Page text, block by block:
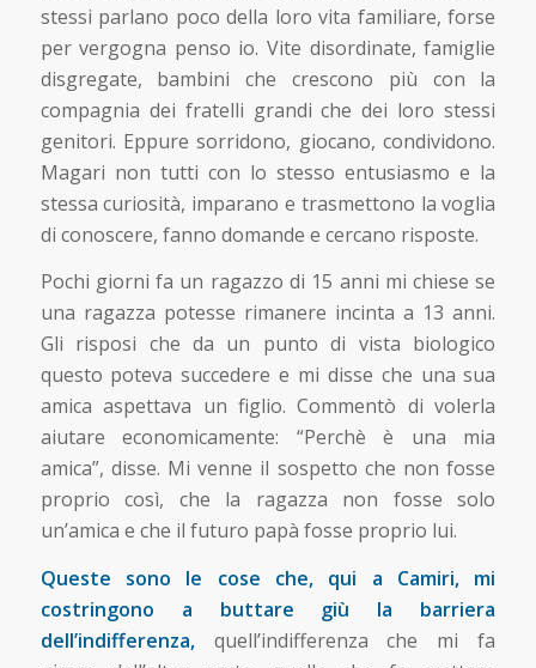
stessi parlano poco della loro vita familiare, forse
per vergogna penso io. Vite disordinate, famiglie
disgregate, bambini che crescono più con la
compagnia dei fratelli grandi che dei loro stessi
genitori. Eppure sorridono, giocano, condividono.
Magari non tutti con lo stesso entusiasmo e la
stessa curiosità, imparano e trasmettono la voglia
di conoscere, fanno domande e cercano risposte.
Pochi giorni fa un ragazzo di 15 anni mi chiese se
una ragazza potesse rimanere incinta a 13 anni.
Gli risposi che da un punto di vista biologico
questo poteva succedere e mi disse che una sua
amica aspettava un figlio. Commentò di volerla
aiutare economicamente: “Perchè è una mia
amica”, disse. Mi venne il sospetto che non fosse
proprio così, che la ragazza non fosse solo
un’amica e che il futuro papà fosse proprio lui.
Queste sono le cose che, qui a Camiri, mi
costringono a buttare giù la barriera
dell’indifferenza, quell’indifferenza che mi fa